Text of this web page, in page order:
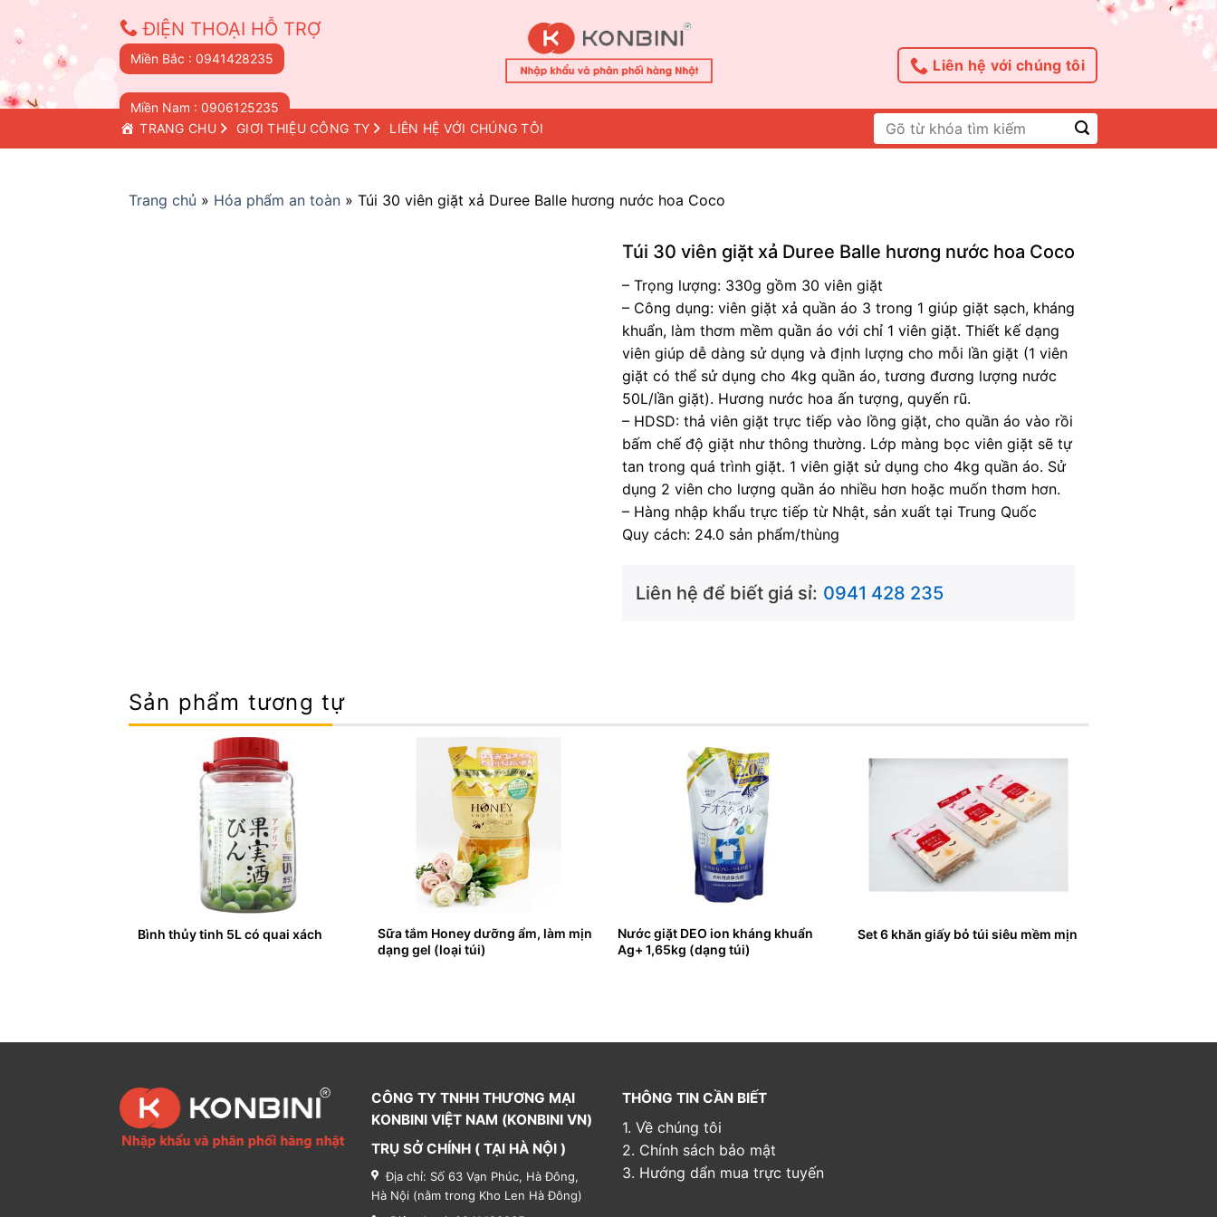
content
ĐIỆN THOẠI HỖ TRỢ
Miền Bắc : 0941428235
Miền Nam : 0906125235
Liên hệ với chúng tôi
TRANG CHỦ GIỚI THIỆU CÔNG TY LIÊN HỆ VỚI CHÚNG TÔI
Tìm
kiếm:
Trang chủ » Hóa phẩm an toàn » Túi 30 viên giặt xả Duree Balle hương nước hoa Coco
Túi 30 viên giặt xả Duree Balle hương nước hoa Coco
– Trọng lượng: 330g gồm 30 viên giặt
– Công dụng: viên giặt xả quần áo 3 trong 1 giúp giặt sạch, kháng
khuẩn, làm thơm mềm quần áo với chỉ 1 viên giặt. Thiết kế dạng
viên giúp dễ dàng sử dụng và định lượng cho mỗi lần giặt (1 viên
giặt có thể sử dụng cho 4kg quần áo, tương đương lượng nước
50L/lần giặt). Hương nước hoa ấn tượng, quyến rũ.
– HDSD: thả viên giặt trực tiếp vào lồng giặt, cho quần áo vào rồi
bấm chế độ giặt như thông thường. Lớp màng bọc viên giặt sẽ tự
tan trong quá trình giặt. 1 viên giặt sử dụng cho 4kg quần áo. Sử
dụng 2 viên cho lượng quần áo nhiều hơn hoặc muốn thơm hơn.
– Hàng nhập khẩu trực tiếp từ Nhật, sản xuất tại Trung Quốc
Quy cách: 24.0 sản phẩm/thùng
Liên hệ để biết giá sỉ: 0941 428 235
Sản phẩm tương tự
Bình thủy tinh 5L có quai xách
Sữa tắm Honey dưỡng ẩm, làm mịn
dạng gel (loại túi)
Nước giặt DEO ion kháng khuẩn
Ag+ 1,65kg (dạng túi)
Set 6 khăn giấy bỏ túi siêu mềm mịn
CÔNG TY TNHH THƯƠNG MẠI
KONBINI VIỆT NAM (KONBINI VN)
TRỤ SỞ CHÍNH ( TẠI HÀ NỘI )
Địa chỉ: Số 63 Vạn Phúc, Hà Đông,
Hà Nội (nằm trong Kho Len Hà Đông)
THÔNG TIN CẦN BIẾT
1. Về chúng tôi
2. Chính sách bảo mật
3. Hướng dẩn mua trực tuyến